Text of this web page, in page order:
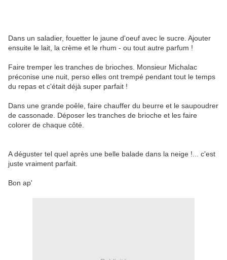
Dans un saladier, fouetter le jaune d'oeuf avec le sucre. Ajouter
ensuite le lait, la crème et le rhum - ou tout autre parfum !
Faire tremper les tranches de brioches. Monsieur Michalac
préconise une nuit, perso elles ont trempé pendant tout le temps
du repas et c'était déjà super parfait !
Dans une grande poêle, faire chauffer du beurre et le saupoudrer
de cassonade. Déposer les tranches de brioche et les faire
colorer de chaque côté.
A déguster tel quel après une belle balade dans la neige !... c'est
juste vraiment parfait.
Bon ap'